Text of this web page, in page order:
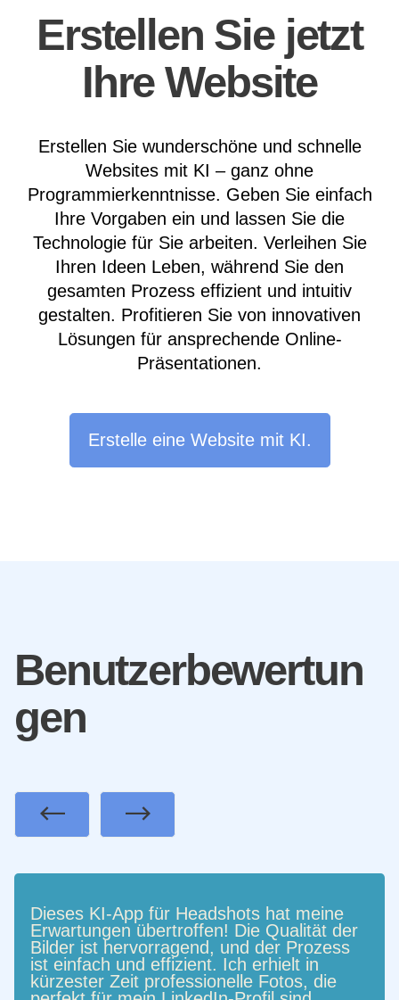
Erstellen Sie jetzt
Ihre Website
Erstellen Sie wunderschöne und schnelle
Websites mit KI – ganz ohne
Programmierkenntnisse. Geben Sie einfach
Ihre Vorgaben ein und lassen Sie die
Technologie für Sie arbeiten. Verleihen Sie
Ihren Ideen Leben, während Sie den
gesamten Prozess effizient und intuitiv
gestalten. Profitieren Sie von innovativen
Lösungen für ansprechende Online-
Präsentationen.
Erstelle eine Website mit KI.
Benutzerbewertun
gen
Dieses KI-App für Headshots hat meine
Erwartungen übertroffen! Die Qualität der
Bilder ist hervorragend, und der Prozess
ist einfach und effizient. Ich erhielt in
kürzester Zeit professionelle Fotos, die
PreviousNext